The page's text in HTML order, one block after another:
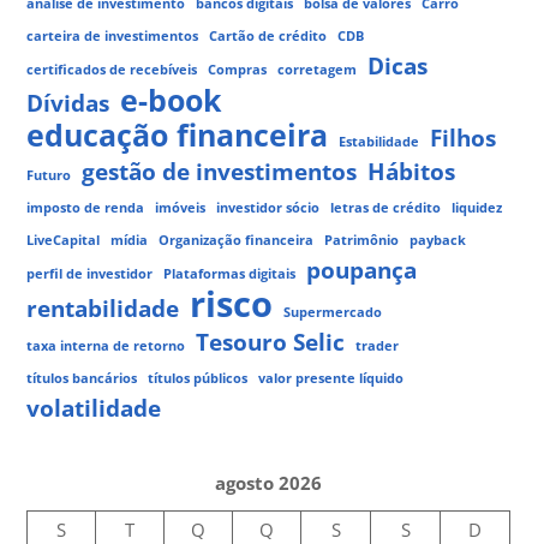
análise de investimento bancos digitais bolsa de valores
Carro
carteira de investimentos
Cartão de crédito
CDB
certificados de recebíveis
Compras corretagem
Dicas
Dívidas e-book
educação financeira
Estabilidade Filhos
Futuro gestão de investimentos Hábitos
imposto de renda imóveis investidor sócio letras de crédito
liquidez
LiveCapital
mídia Organização financeira Patrimônio
payback
perfil de investidor
Plataformas digitais
poupança
rentabilidade risco
Supermercado
taxa interna de retorno
Tesouro Selic
trader
títulos bancários
títulos públicos valor presente líquido
volatilidade
agosto 2026
S
T Q Q S S
D